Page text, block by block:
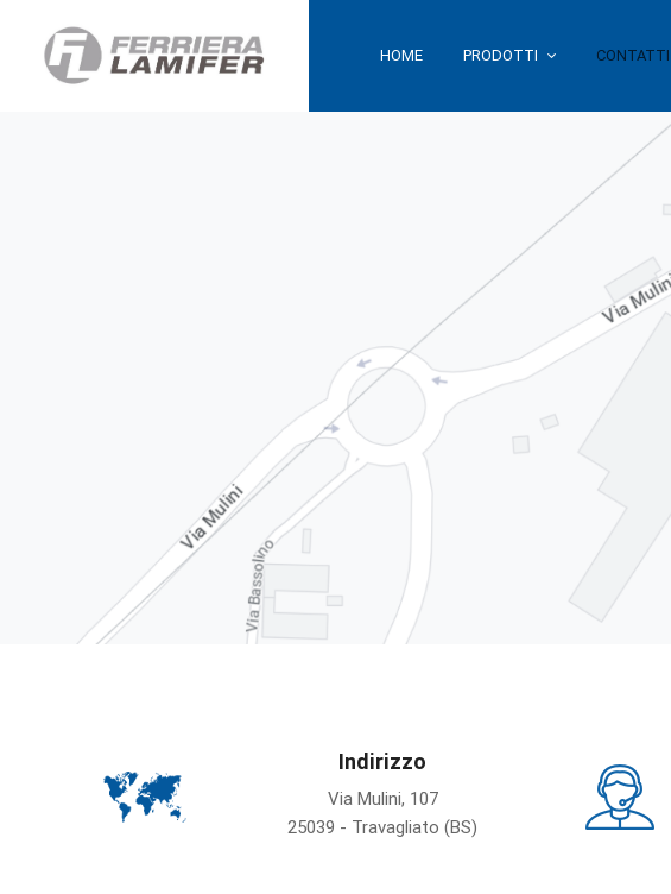
HOME PRODOTTI CONTATTI
Indirizzo
Via Mulini, 107
25039 - Travagliato (BS)